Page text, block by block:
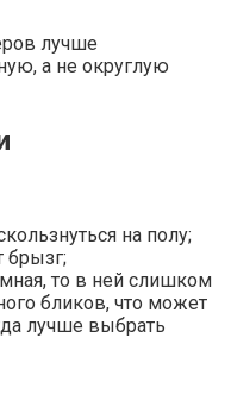
лучше
а не округлую
на полу;
брызг;
то в ней слишком
бликов, что может
лучше выбрать